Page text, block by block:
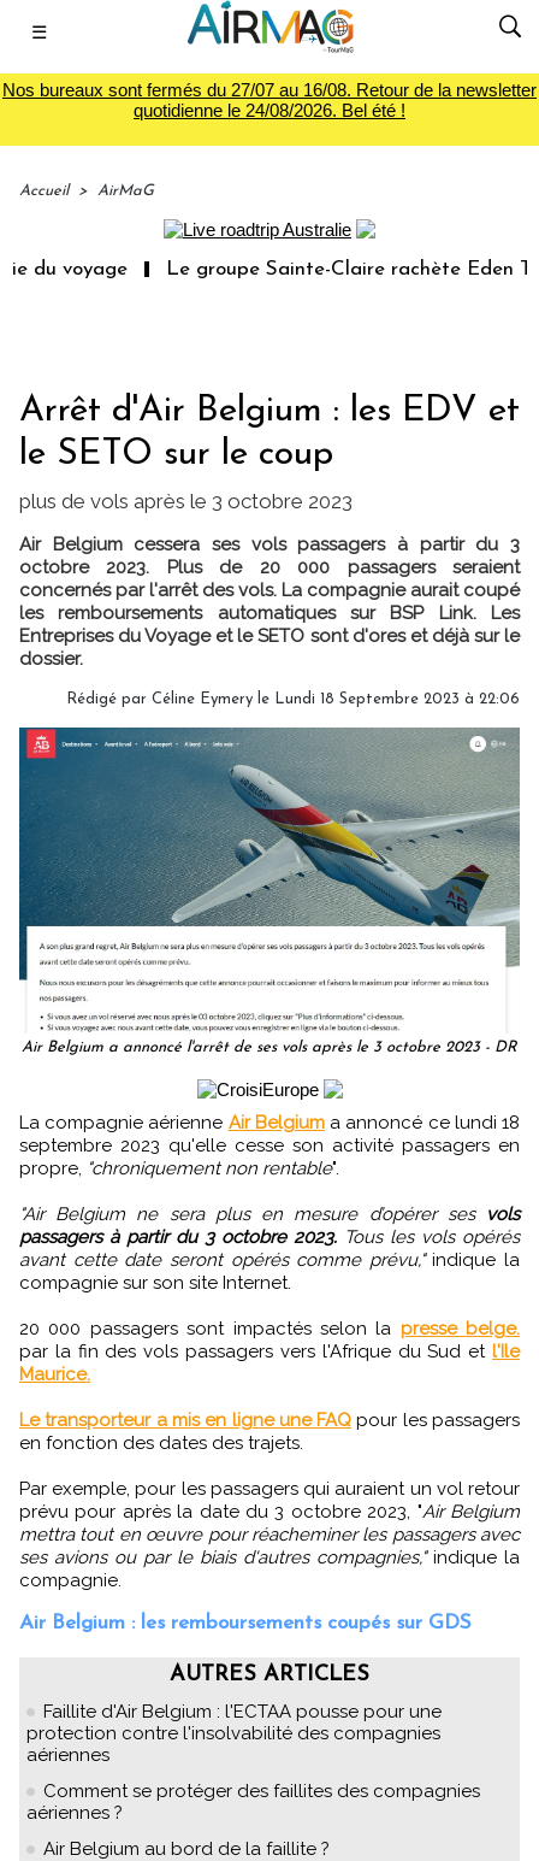
☰
Nos bureaux sont fermés du 27/07 au 16/08. Retour de la newsletter
quotidienne le 24/08/2026. Bel été !
Accueil > AirMaG
voyage Le groupe Sainte-Claire rachète Eden Tour
Arrêt d'Air Belgium : les EDV et
le SETO sur le coup
plus de vols après le 3 octobre 2023
Air Belgium cessera ses vols passagers à partir du 3
octobre 2023. Plus de 20 000 passagers seraient
concernés par l'arrêt des vols. La compagnie aurait coupé
les remboursements automatiques sur BSP Link. Les
Entreprises du Voyage et le SETO sont d'ores et déjà sur le
dossier.
Rédigé par Céline Eymery le Lundi 18 Septembre 2023 à 22:06
Air Belgium a annoncé l'arrêt de ses vols après le 3 octobre 2023 - DR
La compagnie aérienne Air Belgiuma annoncé ce lundi 18
septembre 2023 qu'elle cesse son activité passagers en
propre, "chroniquement non rentable".
"Air Belgium ne sera plus en mesure d’opérer ses vols
passagers à partir du 3 octobre 2023. Tous les vols opérés
avant cette date seront opérés comme prévu,"indique la
compagnie sur son site Internet.
20 000 passagers sont impactés selon la presse belge.
par la fin des vols passagers vers l'Afrique du Sud et l'Ile
Maurice.
Le transporteur a mis en ligne une FAQ pour les passagers
en fonction des dates des trajets.
Par exemple, pour les passagers qui auraient un vol retour
prévu pour après la date du 3 octobre 2023, "Air Belgium
mettra tout en œuvre pour réacheminer les passagers avec
ses avions ou par le biais d'autres compagnies,"indique la
compagnie.
Air Belgium : les remboursements coupés sur GDS
AUTRES ARTICLES
Faillite d'Air Belgium : l'ECTAA pousse pour une
protection contre l'insolvabilité des compagnies
aériennes
Comment se protéger des faillites des compagnies
aériennes ?
Air Belgium au bord de la faillite ?